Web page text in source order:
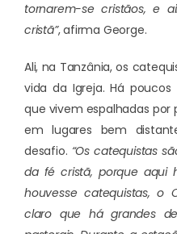
tornarem-se cristãos, e
cristã”, afirma George.
Ali, na Tanzânia, os
vida da Igreja. Há
que vivem espalhadas por
em lugares bem
desafio. “Os catequistas
da fé cristã, porque aqui
houvesse catequistas, o
claro que há grandes